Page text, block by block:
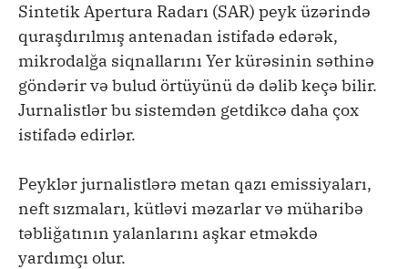
Sintetik Apertura Radarı (SAR) peyk üzərində
quraşdırılmış antenadan istifadə edərək,
mikrodalğa siqnallarını Yer kürəsinin səthinə
göndərir və bulud örtüyünü də dəlib keçə bilir.
Jurnalistlər bu sistemdən getdikcə daha çox
istifadə edirlər.
Peyklər jurnalistlərə metan qazı emissiyaları,
neft sızmaları, kütləvi məzarlar və müharibə
təbliğatının yalanlarını aşkar etməkdə
yardımçı olur.